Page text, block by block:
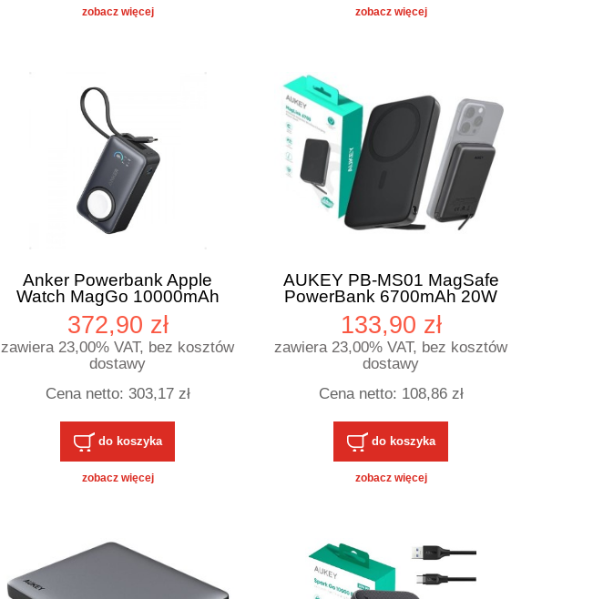
zobacz więcej zobacz więcej
Anker Powerbank Apple
Watch MagGo 10000mAh
czarny
372,90 zł
zawiera 23,00% VAT, bez kosztów
dostawy
Cena netto: 303,17 zł
do koszyka
zobacz więcej
AUKEY PB-MS01 MagSafe
PowerBank 6700mAh 20W
LED USB-C
133,90 zł
zawiera 23,00% VAT, bez kosztów
dostawy
Cena netto: 108,86 zł
do koszyka
zobacz więcej